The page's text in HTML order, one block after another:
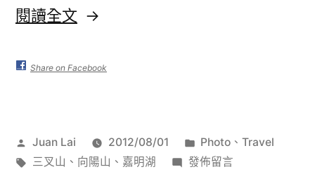
閱讀全文 〈嘉
湖
行
Share on Facebook
作
者:
Juan Lai 2012/08/01
分
類:
Photo 、Travel
標
三叉山 、 向陽山 、 嘉明湖
在
發佈留言